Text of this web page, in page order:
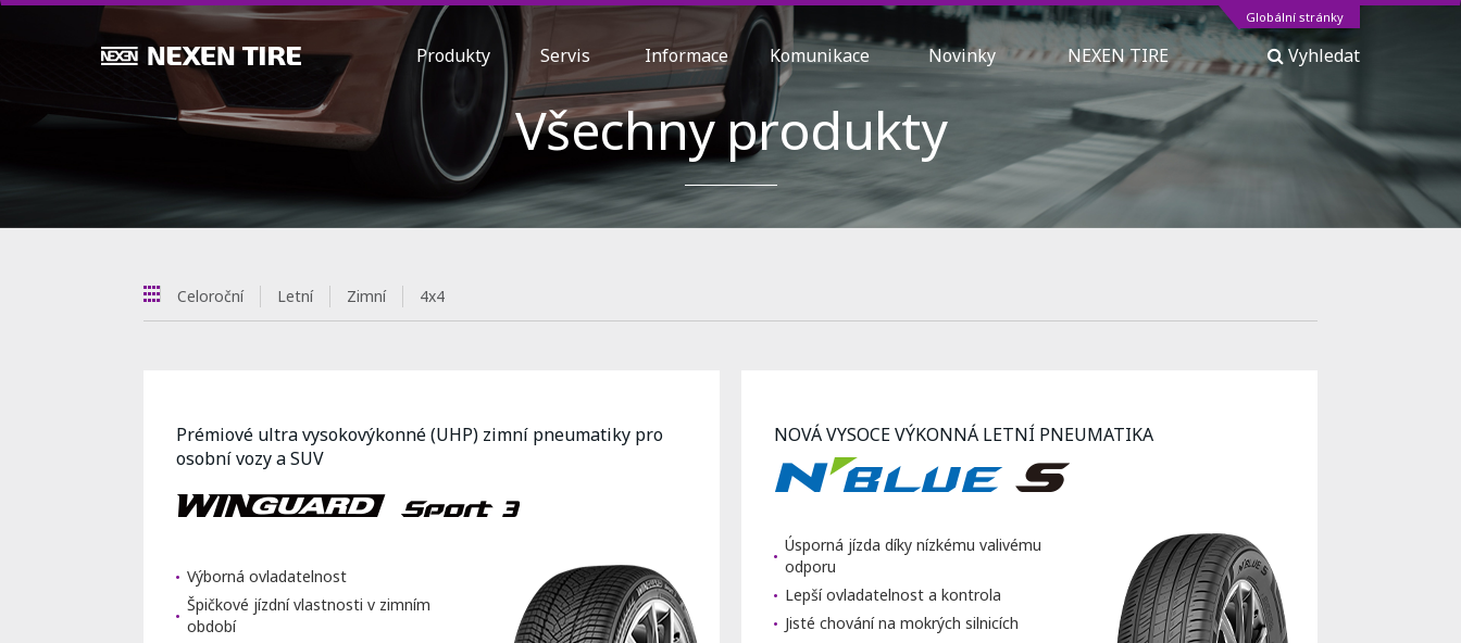
Globální stránky
Produkty Servis Informace Komunikace Novinky NEXEN TIRE Vyhledat
Všechny produkty
Celoroční Letní Zimní 4x4
Prémiové ultra vysokovýkonné (UHP) zimní pneumatiky pro
osobní vozy a SUV
Výborná ovladatelnost
Špičkové jízdní vlastnosti v zimním
období
NOVÁ VYSOCE VÝKONNÁ LETNÍ PNEUMATIKA
Úsporná jízda díky nízkému valivému
odporu
Lepší ovladatelnost a kontrola
Jisté chování na mokrých silnicích